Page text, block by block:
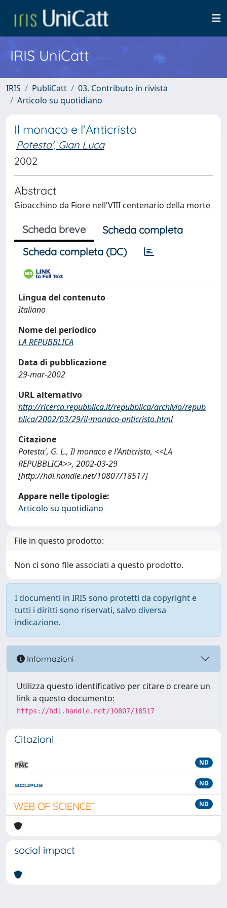
IRIS UniCatt
IRIS PubliCatt
03. Contributo in rivista
Articolo su quotidiano
Il monaco e l'Anticristo
Potesta', Gian Luca
2002
Abstract
Gioacchino da Fiore nell'VIII centenario della morte
Scheda breve
Scheda completa
Scheda completa (DC)
Lingua del contenuto
Italiano
Nome del periodico
LA REPUBBLICA
Data di pubblicazione
29-mar-2002
URL alternativo
http://ricerca.repubblica.it/repubblica/archivio/repub
blica/2002/03/29/il-monaco-anticristo.html
Citazione
Potesta', G. L., Il monaco e l'Anticristo, <<LA
REPUBBLICA>>, 2002-03-29
[http://hdl.handle.net/10807/18517]
Appare nelle tipologie:
Articolo su quotidiano
File in questo prodotto:
Non ci sono file associati a questo prodotto.
I documenti in IRIS sono protetti da copyright e
tutti i diritti sono riservati, salvo diversa
indicazione.
Informazioni
Utilizza questo identificativo per citare o creare un
link a questo documento:
https://hdl.handle.net/10807/18517
Citazioni
ND
ND
ND
social impact